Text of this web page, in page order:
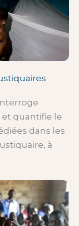
et quantifie le
dans les
à